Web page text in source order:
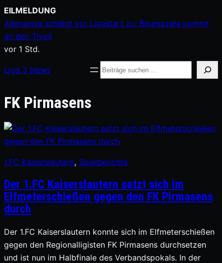
Zum
Inhalt
springen
EILMELDUNG
Alemannia schlägt vor Ligastart zu: Bitumazala kommt
an den Tivoli
vor 1 Std.
Liga 3 News Suche
FK Pirmasens
1.FC Kaiserslautern, Spielberichte
Der 1.FC Kaiserslautern setzt sich im
Elfmeterschießen gegen den FK Pirmasens
durch
Der 1.FC Kaiserslautern konnte sich im Elfmeterschießen
gegen den Regionalligisten FK Pirmasens durchsetzen
und ist nun im Halbfinale des Verbandspokals. In der